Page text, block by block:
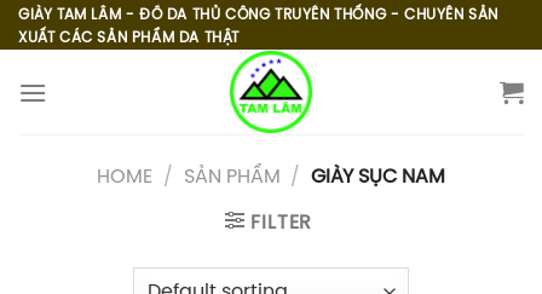
Skip
to
GIÀY TAM LÂM - ĐỒ DA THỦ CÔNG TRUYỀN THỐNG - CHUYÊN SẢN
XUẤT CÁC SẢN PHẨM DA THẬT
HOME / SẢN PHẨM / GIÀY SỤC NAM
FILTER